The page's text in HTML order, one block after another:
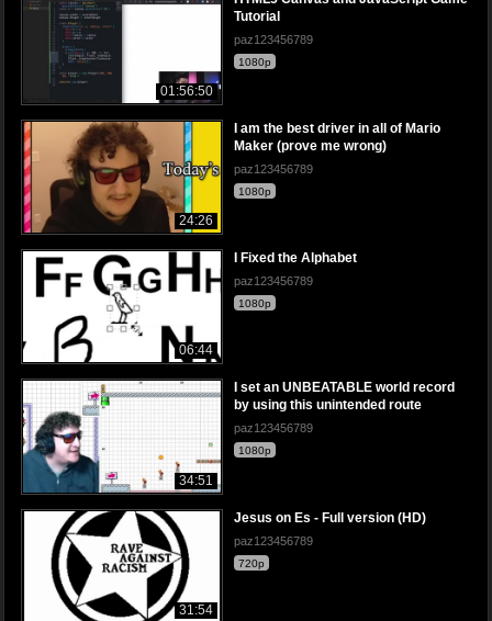
01:56:50
Tutorial
paz123456789
1080p
24:26
I am the best driver in all of Mario
Maker (prove me wrong)
paz123456789
1080p
06:44
I Fixed the Alphabet
paz123456789
1080p
34:51
I set an UNBEATABLE world record
by using this unintended route
paz123456789
1080p
31:54
Jesus on Es - Full version (HD)
paz123456789
720p